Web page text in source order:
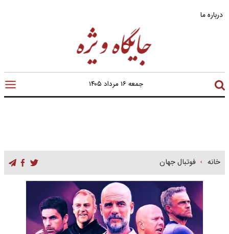
درباره ما
جمعه ۱۶ مرداد ۱۴۰۵
خانه فوتبال جهان